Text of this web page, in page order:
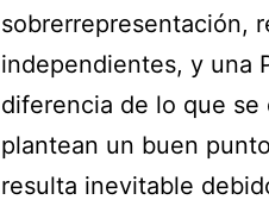
sobrerrepresentación,
independientes, y una
diferencia de lo que se
plantean un buen
resulta inevitable